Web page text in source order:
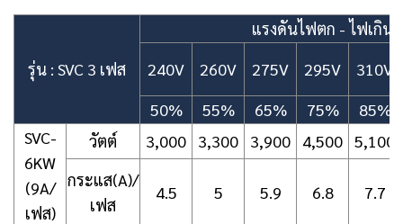
รุ่น : SVC 3 เฟส
แรงดันไฟตก - ไฟเกิน
240V
260V 275V 295V
310V
50%
55% 65% 75%
85%
SVC-
6KW
(9A/
เฟส)
วัตต์ 3,000 3,300 3,900 4,500 5,100
กระแส(A)/
เฟส
4.5 5 5.9 6.8 7.7